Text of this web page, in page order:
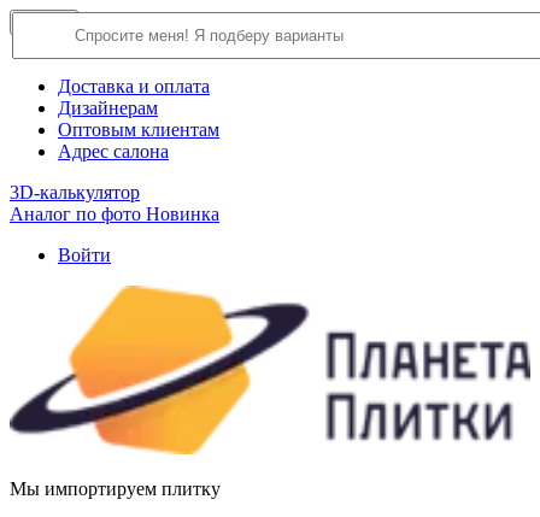
О компании
Доставка и оплата
Дизайнерам
Оптовым клиентам
Адрес салона
3D-калькулятор
Аналог по фото Новинка
Войти
Мы импортируем плитку